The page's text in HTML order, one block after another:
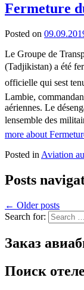
Fermeture
Posted on
Le Groupe de
(Tadjikistan) a été
officielle qui sest
Lambie,
aériennes. Le
lensemble des
more about
Posted in Aviation
Posts
← Older posts
Search for:
Заказ
Поиск